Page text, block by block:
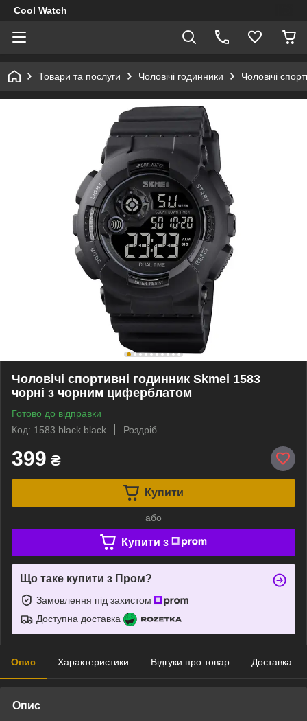
Cool Watch
Товари та послуги Чоловічі годинники Чоловічі
Чоловічі спортивні годинник Skmei 1583
чорні з чорним циферблатом
Готово до відправки
Код: 1583 black black
Роздріб
399 ₴
Купити
або
Купити з
Що таке купити з Пром?
Замовлення під захистом
Доступна доставка
Опис Характеристики Відгуки про товар Доставка
Опис